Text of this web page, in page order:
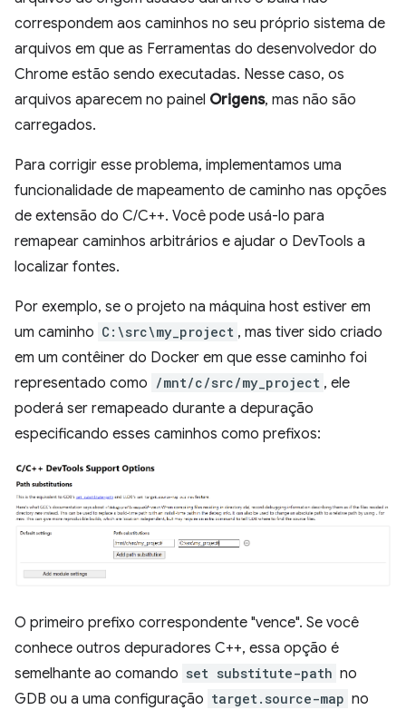
correspondem aos caminhos no seu próprio sistema de
arquivos em que as Ferramentas do desenvolvedor do
Chrome estão sendo executadas. Nesse caso, os
arquivos aparecem no painel Origens, mas não são
carregados.
Para corrigir esse problema, implementamos uma
funcionalidade de mapeamento de caminho nas opções
de extensão do C/C++. Você pode usá-lo para
remapear caminhos arbitrários e ajudar o DevTools a
localizar fontes.
Por exemplo, se o projeto na máquina host estiver em
um caminho C:\src\my_project , mas tiver sido criado
em um contêiner do Docker em que esse caminho foi
representado como /mnt/c/src/my_project , ele
poderá ser remapeado durante a depuração
especificando esses caminhos como prefixos:
O primeiro prefixo correspondente "vence". Se você
conhece outros depuradores C++, essa opção é
semelhante ao comando set substitute-path no
GDB ou a uma configuração target.source-map no